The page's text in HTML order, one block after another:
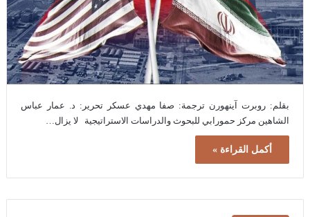
بقلم: روبرت آينهورن ترجمة: صفا مهدي عسكر تحرير: د. عمار عباس
الشاهين مركز حمورابي للبحوث والدراسات الاستراتيجية لا يزال…
أكمل القراءة »